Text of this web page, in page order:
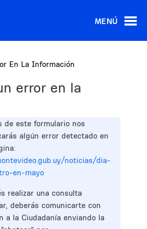
MENÚ
En La Información
error en la
de este formulario nos
algún error detectado en
noticias/dia-
en-mayo
realizar una consulta
deberás comunicarte con
a la Ciudadanía enviando la